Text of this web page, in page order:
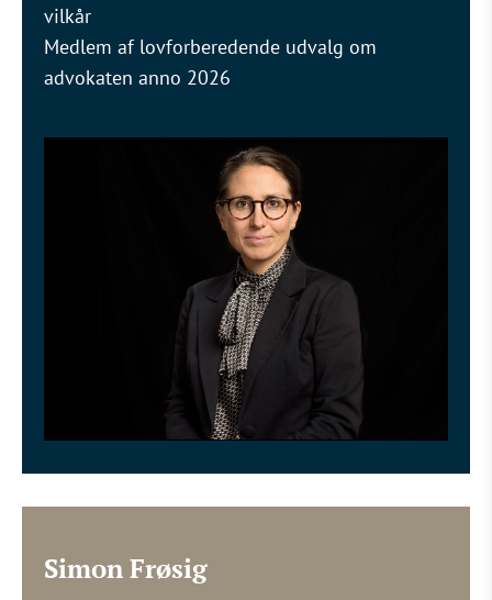
vilkår
Medlem af lovforberedende udvalg om
advokaten anno 2026
Simon Frøsig